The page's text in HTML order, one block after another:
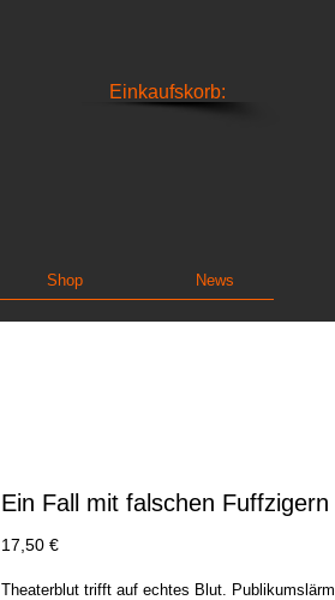
Einkaufskorb:
Shop News
Ein Fall mit falschen Fuffzigern
17,50 €Preis
Theaterblut trifft auf echtes Blut. Publikumslärm